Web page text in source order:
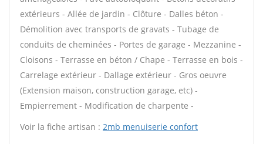
extérieurs - Allée de jardin - Clôture - Dalles béton -
Démolition avec transports de gravats - Tubage de
conduits de cheminées - Portes de garage - Mezzanine -
Cloisons - Terrasse en béton / Chape - Terrasse en bois -
Carrelage extérieur - Dallage extérieur - Gros oeuvre
(Extension maison, construction garage, etc) -
Empierrement - Modification de charpente -
Voir la fiche artisan : 2mb menuiserie confort